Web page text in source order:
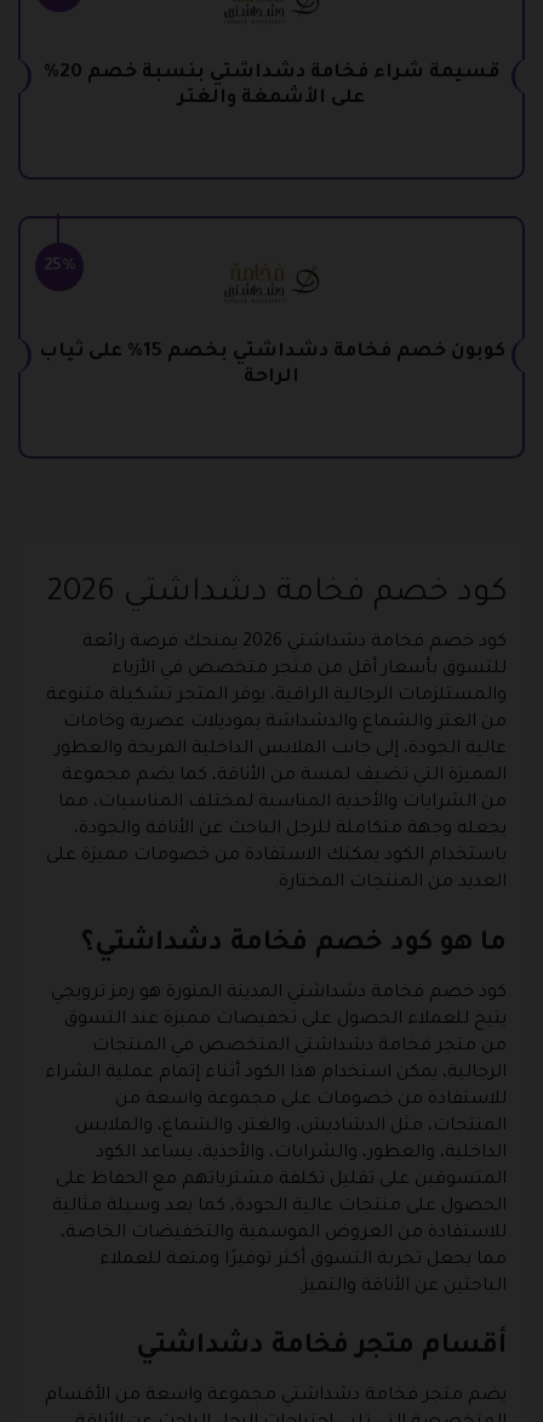
قسيمة شراء فخامة دشداشتي بنسبة خصم 20%
على الأشمغة والغتر
25%
كوبون خصم فخامة دشداشتي بخصم 15% على ثياب
الراحة
كود خصم فخامة دشداشتي 2026
كود خصم فخامة دشداشتي 2026 يمنحك فرصة رائعة
للتسوق بأسعار أقل من متجر متخصص في الأزياء
والمستلزمات الرجالية الراقية، يوفر المتجر تشكيلة متنوعة
من الغتر والشماغ والدشداشة بموديلات عصرية وخامات
عالية الجودة، إلى جانب الملابس الداخلية المريحة والعطور
المميزة التي تضيف لمسة من الأناقة، كما يضم مجموعة
من الشرابات والأحذية المناسبة لمختلف المناسبات، مما
يجعله وجهة متكاملة للرجل الباحث عن الأناقة والجودة،
باستخدام الكود يمكنك الاستفادة من خصومات مميزة على
العديد من المنتجات المختارة.
ما هو كود خصم فخامة دشداشتي؟
كود خصم فخامة دشداشتي المدينة المنورة هو رمز ترويجي
يتيح للعملاء الحصول على تخفيضات مميزة عند التسوق
من متجر فخامة دشداشتي المتخصص في المنتجات
الرجالية، يمكن استخدام هذا الكود أثناء إتمام عملية الشراء
للاستفادة من خصومات على مجموعة واسعة من
المنتجات، مثل الدشاديش، والغتر، والشماغ، والملابس
الداخلية، والعطور، والشرابات، والأحذية، يساعد الكود
المتسوقين على تقليل تكلفة مشترياتهم مع الحفاظ على
الحصول على منتجات عالية الجودة، كما يعد وسيلة مثالية
للاستفادة من العروض الموسمية والتخفيضات الخاصة،
مما يجعل تجربة التسوق أكثر توفيرًا ومتعة للعملاء
الباحثين عن الأناقة والتميز.
أقسام متجر فخامة دشداشتي
يضم متجر فخامة دشداشتي مجموعة واسعة من الأقسام